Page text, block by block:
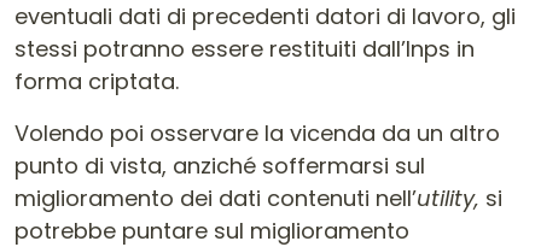
eventuali dati di precedenti datori di lavoro, gli
stessi potranno essere restituiti dall’Inps in
forma criptata.
Volendo poi osservare la vicenda da un altro
punto di vista, anziché soffermarsi sul
miglioramento dei dati contenuti nell’utility, si
potrebbe puntare sul miglioramento